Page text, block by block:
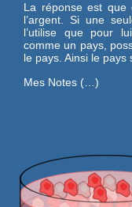
La réponse est
l’argent. Si une
l’utilise que pour
comme un pays,
le pays. Ainsi le pays
Mes Notes (…)